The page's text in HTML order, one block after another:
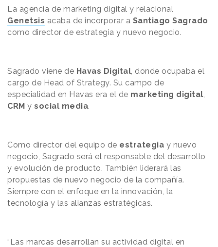
La agencia de marketing digital y relacional
Genetsis acaba de incorporar a Santiago Sagrado
como director de estrategia y nuevo negocio.
Sagrado viene de Havas Digital , donde ocupaba el
cargo de Head of Strategy. Su campo de
especialidad en Havas era el de marketing digital
CRM y social media.
Como director del equipo de estrategia y nuevo
negocio, Sagrado será el responsable del desarrollo
y evolución de producto. También liderará las
propuestas de nuevo negocio de la compañía.
Siempre con el enfoque en la innovación, la
tecnología y las alianzas estratégicas.
“Las marcas desarrollan su actividad digital en